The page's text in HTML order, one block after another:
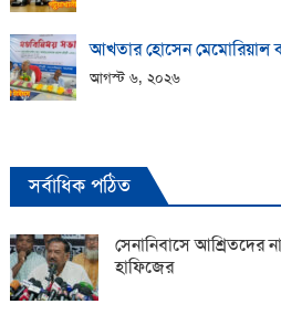
আখতার হোসেন মেমোরিয়াল
আগস্ট ৬, ২০২৬
সর্বাধিক পঠিত
সেনানিবাসে আশ্রিতদের
হাফিজের